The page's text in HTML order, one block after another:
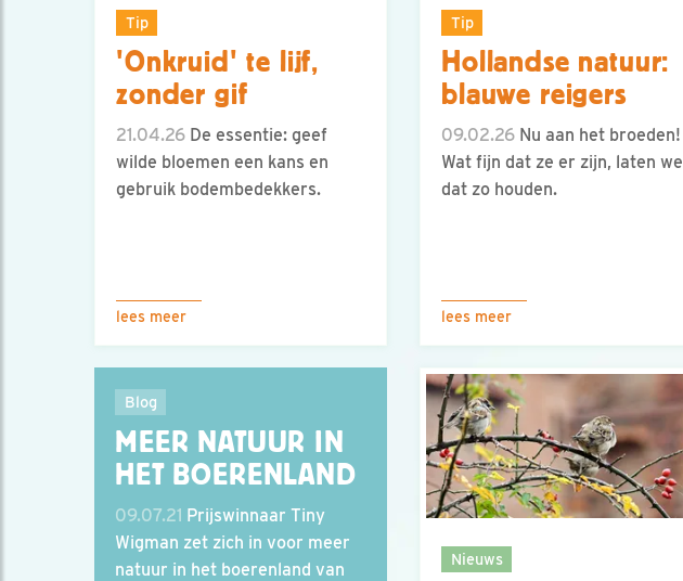
Tip
'Onkruid' te lijf,
zonder gif
21.04.26 De essentie: geef
wilde bloemen een kans en
gebruik bodembedekkers.
lees meer
Tip
Hollandse natuur:
blauwe reigers
09.02.26 Nu aan het broeden!
Wat fijn dat ze er zijn, laten we
dat zo houden.
lees meer
Blog
MEER NATUUR IN
HET BOERENLAND
09.07.21 Prijswinnaar Tiny
Wigman zet zich in voor meer
natuur in het boerenland van
Nieuws